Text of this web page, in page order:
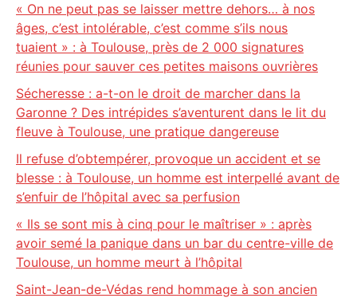
« On ne peut pas se laisser mettre dehors… à nos
âges, c’est intolérable, c’est comme s’ils nous
tuaient » : à Toulouse, près de 2 000 signatures
réunies pour sauver ces petites maisons ouvrières
Sécheresse : a-t-on le droit de marcher dans la
Garonne ? Des intrépides s’aventurent dans le lit du
fleuve à Toulouse, une pratique dangereuse
Il refuse d’obtempérer, provoque un accident et se
blesse : à Toulouse, un homme est interpellé avant de
s’enfuir de l’hôpital avec sa perfusion
« Ils se sont mis à cinq pour le maîtriser » : après
avoir semé la panique dans un bar du centre-ville de
Toulouse, un homme meurt à l’hôpital
Saint-Jean-de-Védas rend hommage à son ancien